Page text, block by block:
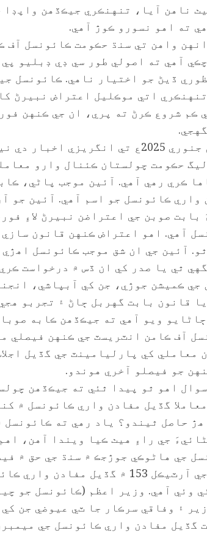
ناهن آيا، تنهنڪري جيڪڏهن
ته اهو نسورو ڪوڙ آهي.
واهن تي سنڌ حڪومت ڪائونسل آف
آهي ته اصولي طور سي ڊي ڊبليو
ڏيڻ جو اختيار ناهي. ڪائونسل
اتي موڪليل اعتراض نبيرڻ
ڪم شروع ڪرڻ ته پري، ان جي ڪنهن
28هين جنوري 2025ع تي انگريزي
حڪومت چولستان ڪئنال وارو
ڪري رهي آهي. آئين موجب پاڻي،
بابت صوبن جي اعتراضن نبيرڻ لاءِ
آهي. اهو اعتراض ڪنهن قانون
آئين جي ان شق موجب ڪائونسل
ٿي يا صدر کي ان ڏس ۾ درخواست
جي ڪميشن جوڙي، جن کي آبپاشي،
۾ ڄاڻايو ويو آهي ته جيڪڏهن ڪابه
آف ڪامن انٽريسٽ جي ڪنهن فيصلي
معاملي کي پارليامينٽ جي گڏيل
جو فيصلو آخري هوندو.
اهو ٿو پيدا ٿئي ته جيڪڏهن
گڏيل مفادن واري ڪائونسل ۾
حاصل ٿيندو؟ ياد رهي ته ڪائونسل
جي راءِ هيٺ ڪيا ويندا آهن،
جي هاڻوڪي جوڙجڪ ۾ سنڌ جي حق ۾
آئين جي آرٽيڪل 153 ۾ گڏيل
وئي آهي. وزير اعظم (ڪائونسل جو
۽ وفاقي سرڪار جا ٽي عيوضي جن
گڏيل مفادن واري ڪائونسل جي